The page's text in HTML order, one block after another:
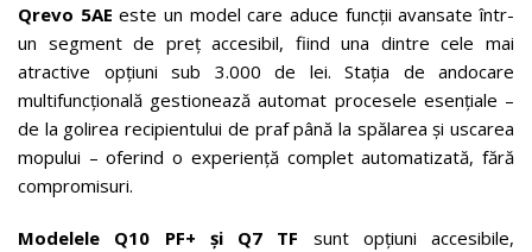
Qrevo 5AE este un model care aduce funcții avansate într-
un segment de preț accesibil, fiind una dintre cele mai
atractive opțiuni sub 3.000 de lei. Stația de andocare
multifuncțională gestionează automat procesele esențiale –
de la golirea recipientului de praf până la spălarea și uscarea
mopului – oferind o experiență complet automatizată, fără
compromisuri.
Modelele Q10 PF+ și Q7 TF sunt opțiuni accesibile,